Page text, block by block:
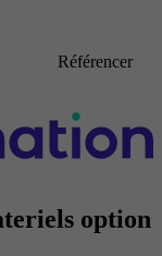
Référencer
option